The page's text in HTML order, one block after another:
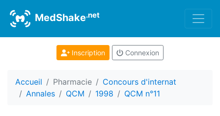
MedShake.net
Inscription Connexion
Accueil Pharmacie
Concours d'internat
Annales
QCM 1998 QCM n°11